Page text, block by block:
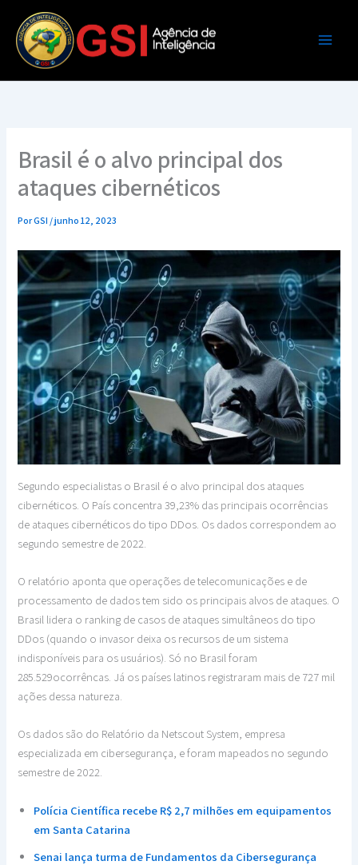
para
conteúdo
Brasil é o alvo principal dos
ataques cibernéticos
PorGSI /junho 12, 2023
Segundo especialistas o Brasil é o alvo principal dos ataques
cibernéticos. O País concentra 39,23% das principais ocorrências
de ataques cibernéticos do tipo DDos. Os dados correspondem ao
segundo semestre de 2022.
O relatório aponta que operações de telecomunicações e de
processamento de dados tem sido os principais alvos de ataques. O
Brasil lidera o ranking de casos de ataques simultâneos do tipo
DDos (quando o invasor deixa os recursos de um sistema
indisponíveis para os usuários). Só no Brasil foram
285.529ocorrêncas. Já os países latinos registraram mais de 727 mil
ações dessa natureza.
Os dados são do Relatório da Netscout System, empresa
especializada em cibersegurança, e foram mapeados no segundo
semestre de 2022.
Polícia Científica recebe R$ 2,7 milhões em equipamentos
em Santa Catarina
Senai lança turma de Fundamentos da Cibersegurança